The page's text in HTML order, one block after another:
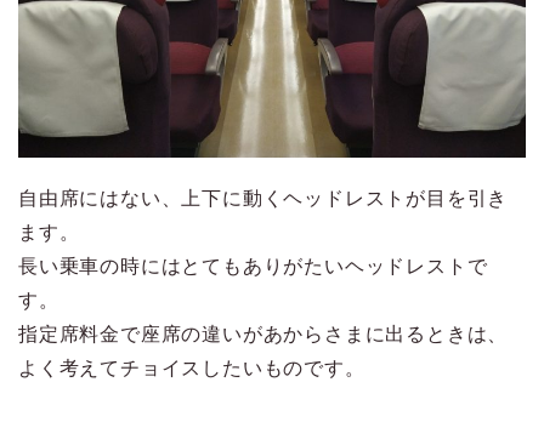
自由席にはない、上下に動くヘッドレストが目を引き
ます。
長い乗車の時にはとてもありがたいヘッドレストで
す。
指定席料金で座席の違いがあからさまに出るときは、
よく考えてチョイスしたいものです。